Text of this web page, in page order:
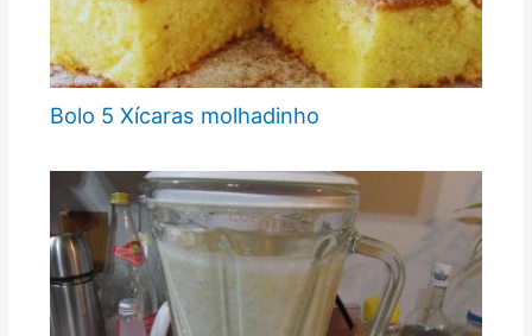
Bolo 5 Xícaras molhadinho